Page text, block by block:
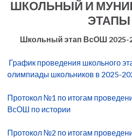
ШКОЛЬНЫЙ И
ЭТАПЫ
Школьный этап ВсОШ 2025-
График проведения школьного
олимпиады школьников в 2025-
Протокол №1 по итогам
ВсОШ по истории
Протокол №2 по итогам